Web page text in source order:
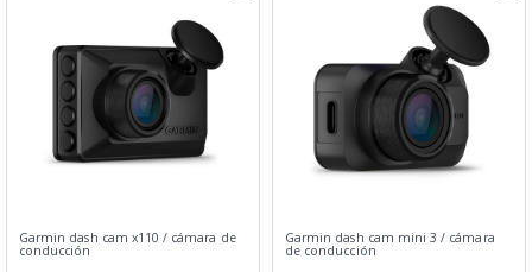
Garmin dash cam x110 / cámara de
conducción
Garmin dash cam mini 3 / cámara
de conducción